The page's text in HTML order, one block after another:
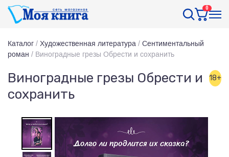
0
Каталог / Художественная литература / Сентиментальный
роман / Виноградные грезы Обрести и сохранить
Виноградные грезы Обрести и
сохранить
18+